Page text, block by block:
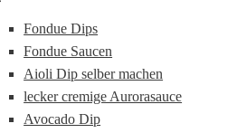
Fondue Dips
Fondue Saucen
Aioli Dip selber machen
lecker cremige Aurorasauce
Avocado Dip